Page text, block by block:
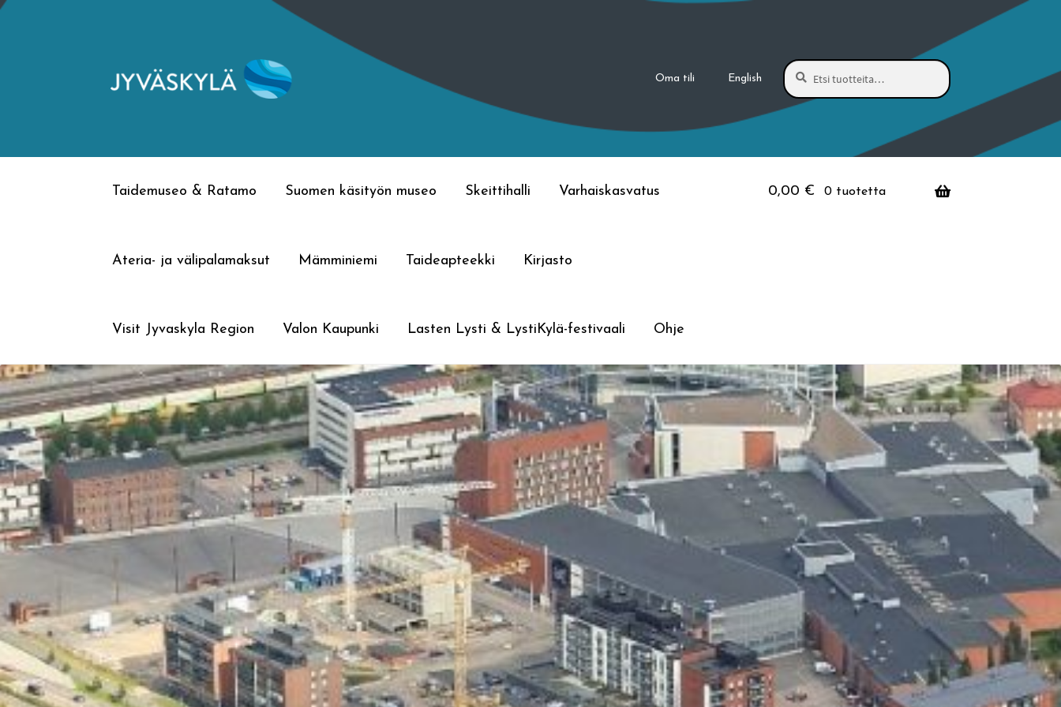
Siirry
Siirry
Oma tili English
Etsi:
Haku
Taidemuseo & Ratamo Suomen käsityön museo Skeittihalli Varhaiskasvatus
Ateria- ja välipalamaksut Mämminiemi Taideapteekki Kirjasto
Visit Jyvaskyla Region Valon Kaupunki Lasten Lysti & LystiKylä-festivaali Ohje
0,00 € 0 tuotetta